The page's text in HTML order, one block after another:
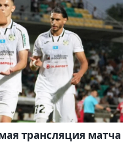
трансляция матча